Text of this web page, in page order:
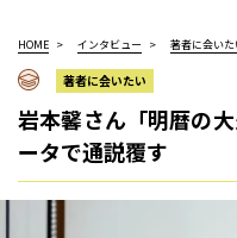
HOME インタビュー 著者に会いた
著者に会いたい
岩本馨さん「明暦の
ータで通説覆す